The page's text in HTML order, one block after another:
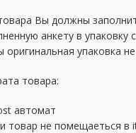
Вы должны
анкету в упаковку
упаковка
товара:
автомат
товар не помещаеться